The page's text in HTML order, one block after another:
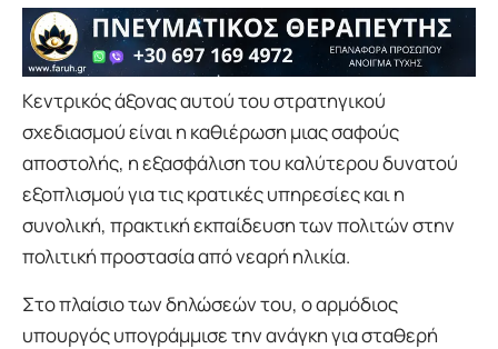
Κεντρικός άξονας αυτού του στρατηγικού
σχεδιασμού είναι η καθιέρωση μιας σαφούς
αποστολής, η εξασφάλιση του καλύτερου δυνατού
εξοπλισμού για τις κρατικές υπηρεσίες και η
συνολική, πρακτική εκπαίδευση των πολιτών στην
πολιτική προστασία από νεαρή ηλικία.
Στο πλαίσιο των δηλώσεών του, ο αρμόδιος
υπουργός υπογράμμισε την ανάγκη για σταθερή